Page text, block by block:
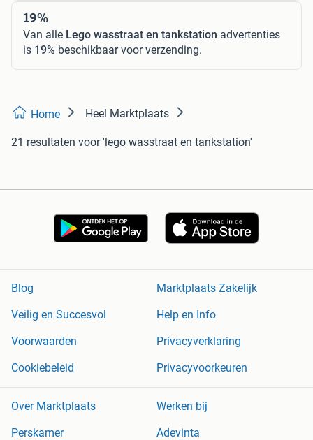
19%
Van alle Lego wasstraat en tankstation advertenties
is 19% beschikbaar voor verzending.
Home Heel Marktplaats
21 resultaten voor 'lego wasstraat en tankstation'
Blog
Marktplaats Zakelijk
Veilig en Succesvol
Help en Info
Voorwaarden
Privacyverklaring
Cookiebeleid
Privacyvoorkeuren
Over Marktplaats
Werken bij
Perskamer
Adevinta